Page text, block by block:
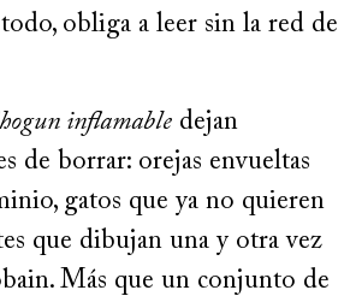
obliga a leer sin la red de
inflamable dejan
de borrar: orejas envueltas
gatos que ya no quieren
que dibujan una y otra vez
Más que un conjunto de